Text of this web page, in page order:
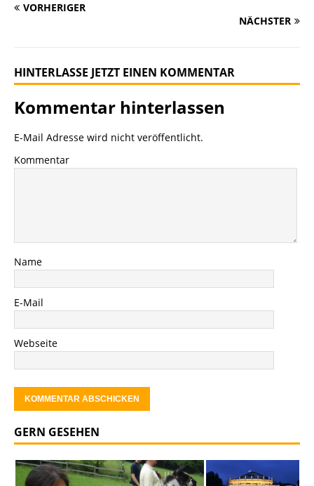
VORHERIGER
NÄCHSTER
HINTERLASSE JETZT EINEN KOMMENTAR
Kommentar hinterlassen
E-Mail Adresse wird nicht veröffentlicht.
Kommentar
Name
E-Mail
Webseite
GERN GESEHEN